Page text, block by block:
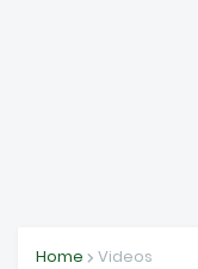
Home Videos